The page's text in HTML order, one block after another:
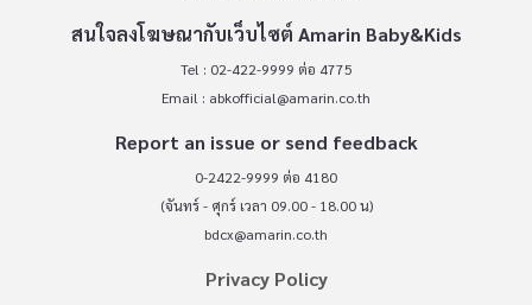
สนใจลงโฆษณากับเว็บไซต์ Amarin Baby&Kids
Tel : 02-422-9999 ต่อ 4775
Email : abkofficial@amarin.co.th
Report an issue or send feedback
0-2422-9999 ต่อ 4180
(จันทร์ - ศุกร์ เวลา 09.00 - 18.00 น)
bdcx@amarin.co.th
Privacy Policy